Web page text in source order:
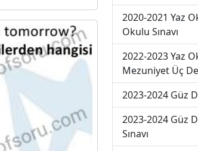
2020-2021 Yaz
Okulu Sınavı
2022-2023 Yaz
Mezuniyet Üç
2023-2024 Güz
2023-2024 Güz
Sınavı